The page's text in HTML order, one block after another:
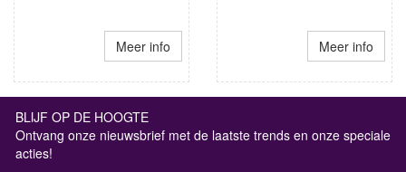
Meer info Meer info
BLIJF OP DE HOOGTE
Ontvang onze nieuwsbrief met de laatste trends en onze speciale
acties!